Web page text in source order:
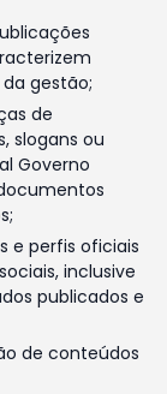
gestão;
de
slogans ou
Governo
e perfis oficiais
inclusive
publicados e
de conteúdos